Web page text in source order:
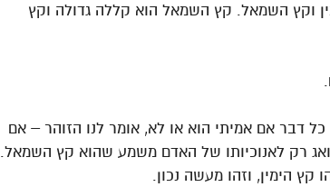
וקץ השמאל. קץ השמאל הוא קללה גדולה וקץ
דבר אם אמיתי הוא או לא, אומר לנו הזוהר – אם
רק לאנוכיותו של האדם משמע שהוא קץ השמאל.
הימין, וזהו מעשה נכון.